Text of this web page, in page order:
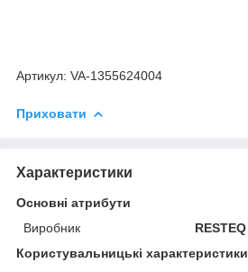
Артикул: VA-1355624004
Приховати
Характеристики
Основні атрибути
Виробник
RESTEQ
Користувальницькі характеристики